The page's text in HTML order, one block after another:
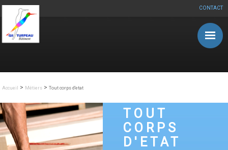
CONTACT
Aller au contenu principal
Accueil > Métiers >Tout corps d'etat
TOUT
CORPS
D'ETAT